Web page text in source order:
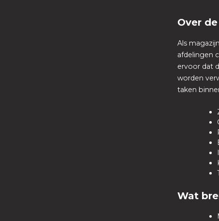
Over
Als
afdelingen
ervoor dat
worden
taken
Wat